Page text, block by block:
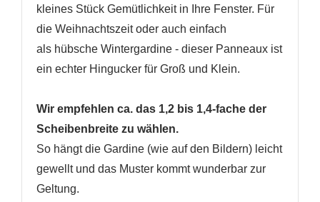
kleines Stück Gemütlichkeit in Ihre Fenster. Für
die Weihnachtszeit oder auch einfach
als hübsche Wintergardine - dieser Panneaux ist
ein echter Hingucker für Groß und Klein.
Wir empfehlen ca. das 1,2 bis 1,4-fache der
Scheibenbreite zu wählen.
So hängt die Gardine (wie auf den Bildern) leicht
gewellt und das Muster kommt wunderbar zur
Geltung.